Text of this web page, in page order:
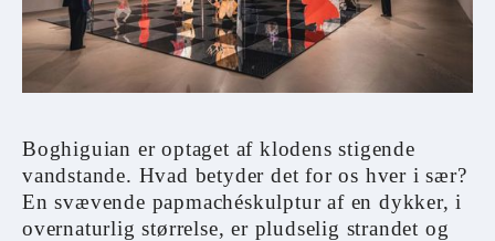
Boghiguian er optaget af klodens stigende
vandstande. Hvad betyder det for os hver i sær?
En svævende papmachéskulptur af en dykker, i
overnaturlig størrelse, er pludselig strandet og